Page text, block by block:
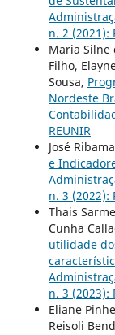
n. 2 (2021):
Maria Silne
Filho,
Sousa,
Nordeste
REUNIR
José
e
n. 3 (2022):
Thais
Cunha
utilidade
n. 3 (2023):
Eliane
Reisoli